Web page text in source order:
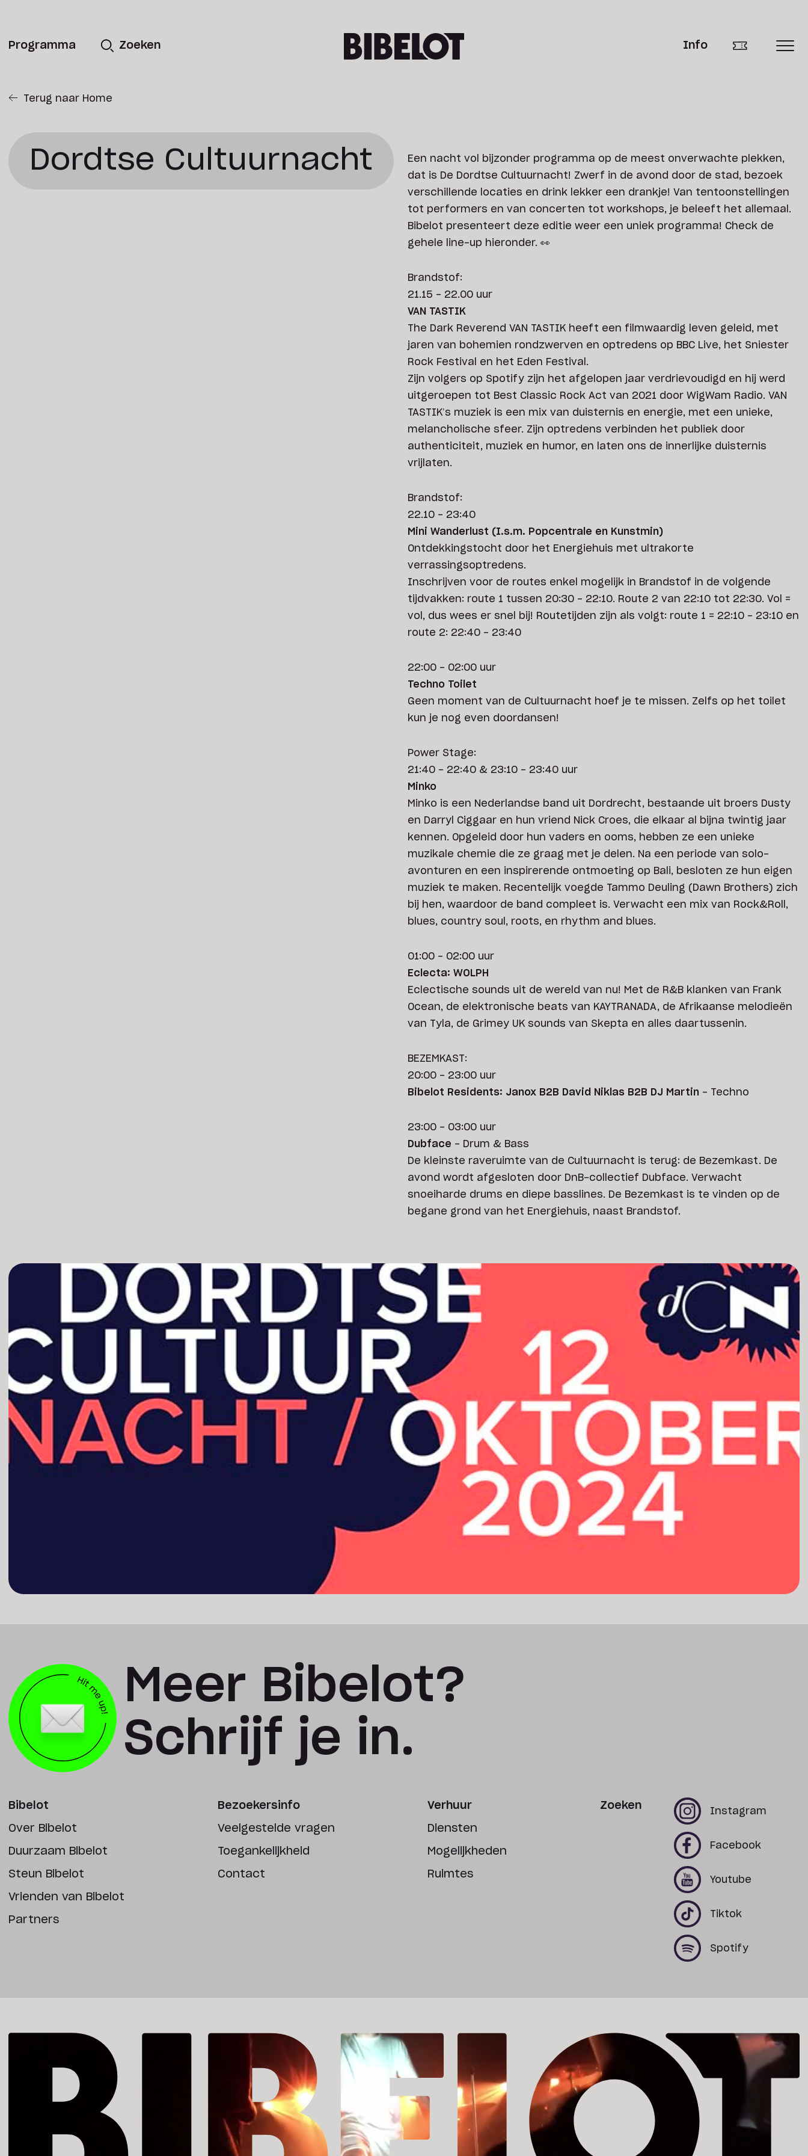
Programma Zoeken Info
Terug naar Home
Dordtse Cultuurnacht
Een nacht vol bijzonder programma op de meest onverwachte plekken,
dat is De Dordtse Cultuurnacht! Zwerf in de avond door de stad, bezoek
verschillende locaties en drink lekker een drankje! Van tentoonstellingen
tot performers en van concerten tot workshops, je beleeft het allemaal.
Bibelot presenteert deze editie weer een uniek programma! Check de
gehele line-up hieronder. 👀
Brandstof:
21.15 - 22.00 uur
VAN TASTIK
The Dark Reverend VAN TASTIK heeft een filmwaardig leven geleid, met
jaren van bohemien rondzwerven en optredens op BBC Live, het Sniester
Rock Festival en het Eden Festival.
Zijn volgers op Spotify zijn het afgelopen jaar verdrievoudigd en hij werd
uitgeroepen tot Best Classic Rock Act van 2021 door WigWam Radio. VAN
TASTIK’s muziek is een mix van duisternis en energie, met een unieke,
melancholische sfeer. Zijn optredens verbinden het publiek door
authenticiteit, muziek en humor, en laten ons de innerlijke duisternis
vrijlaten.
Brandstof:
22.10 - 23:40
Mini Wanderlust (I.s.m. Popcentrale en Kunstmin)
Ontdekkingstocht door het Energiehuis met ultrakorte
verrassingsoptredens.
Inschrijven voor de routes enkel mogelijk in Brandstof in de volgende
tijdvakken: route 1 tussen 20:30 - 22:10. Route 2 van 22:10 tot 22:30. Vol =
vol, dus wees er snel bij! Routetijden zijn als volgt: route 1 = 22:10 - 23:10 en
route 2: 22:40 - 23:40
22:00 - 02:00 uur
Techno Toilet
Geen moment van de Cultuurnacht hoef je te missen. Zelfs op het toilet
kun je nog even doordansen!
Power Stage:
21:40 - 22:40 & 23:10 - 23:40 uur
Minko
Minko is een Nederlandse band uit Dordrecht, bestaande uit broers Dusty
en Darryl Ciggaar en hun vriend Nick Croes, die elkaar al bijna twintig jaar
kennen. Opgeleid door hun vaders en ooms, hebben ze een unieke
muzikale chemie die ze graag met je delen. Na een periode van solo-
avonturen en een inspirerende ontmoeting op Bali, besloten ze hun eigen
muziek te maken. Recentelijk voegde Tammo Deuling (Dawn Brothers) zich
bij hen, waardoor de band compleet is. Verwacht een mix van Rock&Roll,
blues, country soul, roots, en rhythm and blues.
01:00 - 02:00 uur
Eclecta: WOLPH
Eclectische sounds uit de wereld van nu! Met de R&B klanken van Frank
Ocean, de elektronische beats van KAYTRANADA, de Afrikaanse melodieën
van Tyla, de Grimey UK sounds van Skepta en alles daartussenin.
BEZEMKAST:
20:00 - 23:00 uur
Bibelot Residents: Janox B2B David Niklas B2B DJ Martin - Techno
23:00 - 03:00 uur
Dubface - Drum & Bass
De kleinste raveruimte van de Cultuurnacht is terug: de Bezemkast. De
avond wordt afgesloten door DnB-collectief Dubface. Verwacht
snoeiharde drums en diepe basslines. De Bezemkast is te vinden op de
begane grond van het Energiehuis, naast Brandstof.
Meer Bibelot?
Schrijf je in.
Bibelot
Over Bibelot
Duurzaam Bibelot
Steun Bibelot
Vrienden van Bibelot
Partners
Bezoekersinfo
Veelgestelde vragen
Toegankelijkheid
Contact
Verhuur
Diensten
Mogelijkheden
Ruimtes
Zoeken xx
Instagram
xx
Facebook
xx
Youtube
xx
Tiktok
xx
Spotify